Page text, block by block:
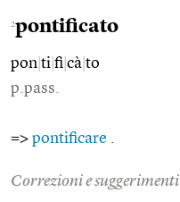
2pontificato
pon ti fi cà to
p.pass.
=> pontificare
Correzioni e suggerimenti